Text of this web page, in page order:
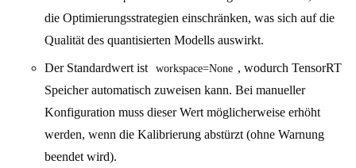
die Optimierungsstrategien einschränken, was sich auf die
Qualität des quantisierten Modells auswirkt.
Der Standardwert ist workspace=None , wodurch TensorRT
Speicher automatisch zuweisen kann. Bei manueller
Konfiguration muss dieser Wert möglicherweise erhöht
werden, wenn die Kalibrierung abstürzt (ohne Warnung
beendet wird).